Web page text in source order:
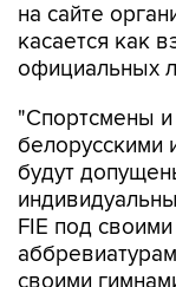
на сайте
касается как
официальных
"Спортсмены
белорусскими
будут
FIE под